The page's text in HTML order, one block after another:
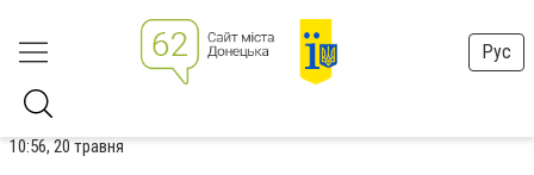
Рус
10:56, 20 травня